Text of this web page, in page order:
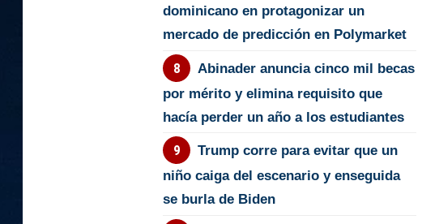
dominicano en protagonizar un
mercado de predicción en Polymarket
Abinader anuncia cinco mil becas
por mérito y elimina requisito que
hacía perder un año a los estudiantes
Trump corre para evitar que un
niño caiga del escenario y enseguida
se burla de Biden